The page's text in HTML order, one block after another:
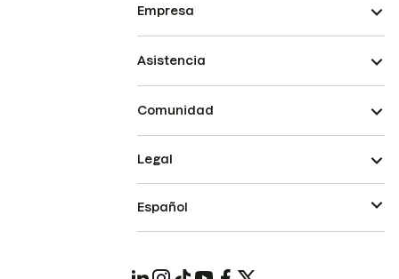
Empresa
Asistencia
Comunidad
Legal
Español